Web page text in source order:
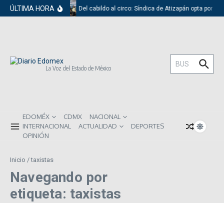
Saltar al contenido
ÚLTIMA HORA Del cabildo al circo: Síndica de Atizapán opta por
La Voz del Estado de México
Buscar:
EDOMÉX CDMX
NACIONAL
INTERNACIONAL
ACTUALIDAD
DEPORTES
OPINIÓN
Inicio /taxistas
Navegando por
etiqueta: taxistas